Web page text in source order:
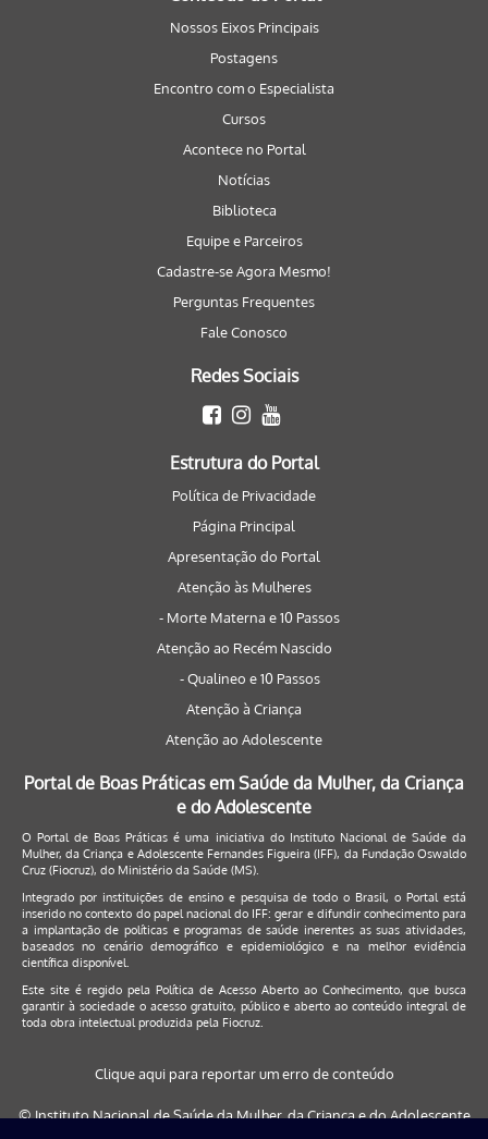
Nossos Eixos Principais
Postagens
Encontro com o Especialista
Cursos
Acontece no Portal
Notícias
Biblioteca
Equipe e Parceiros
Cadastre-se Agora Mesmo!
Perguntas Frequentes
Fale Conosco
Redes Sociais
Estrutura do Portal
Política de Privacidade
Página Principal
Apresentação do Portal
Atenção às Mulheres
- Morte Materna e 10 Passos
Atenção ao Recém Nascido
- Qualineo e 10 Passos
Atenção à Criança
Atenção ao Adolescente
Portal de Boas Práticas em Saúde da Mulher, da Criança
e do Adolescente
O Portal de Boas Práticas é uma iniciativa do Instituto Nacional de Saúde da
Mulher, da Criança e Adolescente Fernandes Figueira (IFF), da Fundação Oswaldo
Cruz (Fiocruz), do Ministério da Saúde (MS).
Integrado por instituições de ensino e pesquisa de todo o Brasil, o Portal está
inserido no contexto do papel nacional do IFF: gerar e difundir conhecimento para
a implantação de políticas e programas de saúde inerentes as suas atividades,
baseados no cenário demográfico e epidemiológico e na melhor evidência
científica disponível.
Este site é regido pela Política de Acesso Aberto ao Conhecimento, que busca
garantir à sociedade o acesso gratuito, público e aberto ao conteúdo integral de
toda obra intelectual produzida pela Fiocruz.
Clique aqui para reportar um erro de conteúdo
© Instituto Nacional de Saúde da Mulher, da Criança e do Adolescente